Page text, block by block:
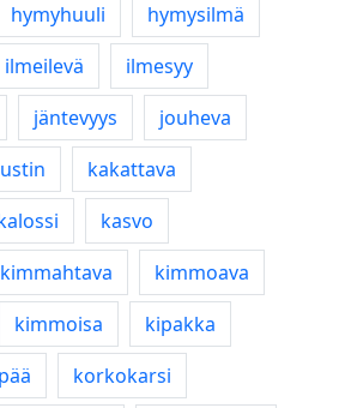
hymyhuuli
hymysilmä
ilmeilevä
ilmesyy
jäntevyys
jouheva
kakattava
kasvo
kimmahtava
kimmoava
kimmoisa
kipakka
korkokarsi